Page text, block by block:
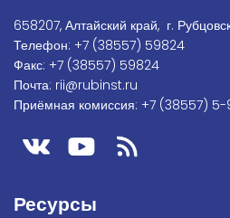
658207, Алтайский край, г.
Телефон: +7 (38557) 59824
Факс: +7 (38557) 59824
Почта: rii@rubinst.ru
Приёмная комиссия: +7 (38557)
Ресурсы